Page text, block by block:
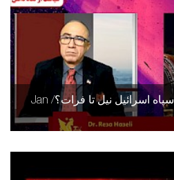
سپاه ایران، سپاه اسلام یا سپاه اسرائیل نیل تا فرات؟/ Jan